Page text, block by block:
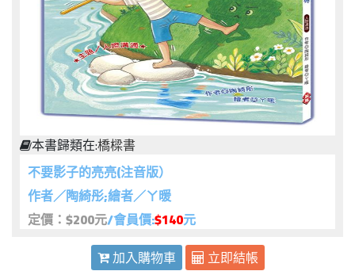
本書歸類在:橋樑書
不要影子的亮亮(注音版）
作者／陶綺彤;繪者／ㄚ暖
定價：$200元/會員價:$140元
加入購物車
立即結帳